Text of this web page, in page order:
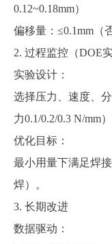
0.12~0.18mm）
偏移量： ≤0.1mm（
2. 过程监控（DOE实
实验设计：
选择压力、速度、
力0.1/0.2/0.3 N/mm
优化目标：
最小用量下满足焊
焊）。
3. 长期改进
数据驱动：